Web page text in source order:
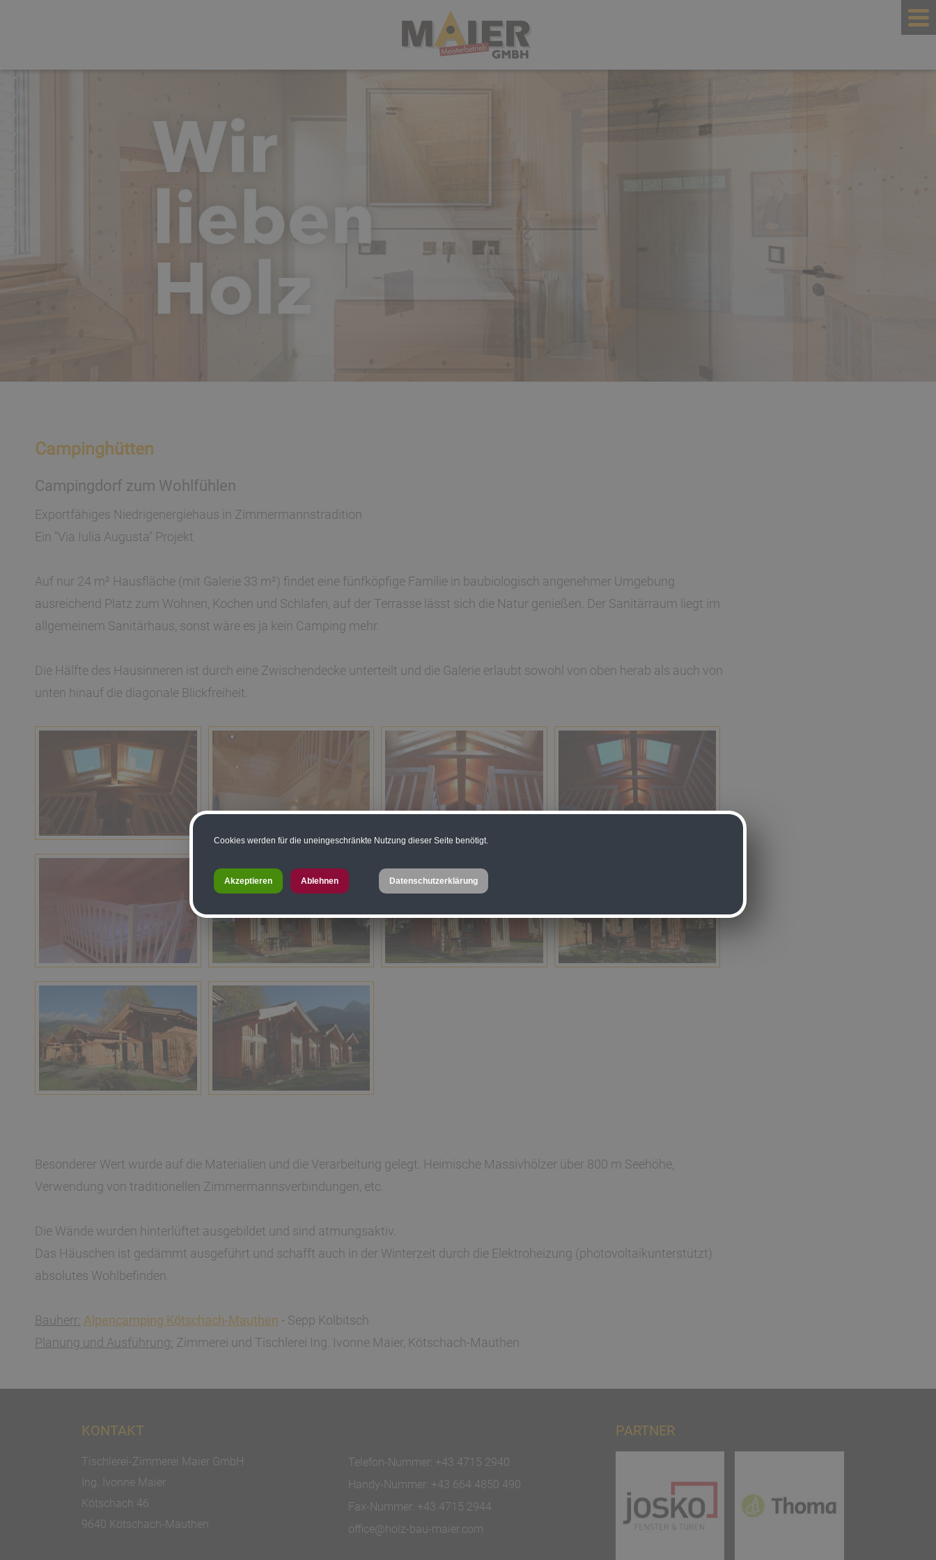
Campinghütten
Campingdorf zum Wohlfühlen
Exportfähiges Niedrigenergiehaus in Zimmermannstradition
Ein "Via Iulia Augusta" Projekt
Auf nur 24 m² Hausfläche (mit Galerie 33 m²) findet eine fünfköpfige Familie in baubiologisch angenehmer Umgebung
ausreichend Platz zum Wohnen, Kochen und Schlafen, auf der Terrasse lässt sich die Natur genießen. Der Sanitärraum liegt im
allgemeinem Sanitärhaus, sonst wäre es ja kein Camping mehr.
Die Hälfte des Hausinneren ist durch eine Zwischendecke unterteilt und die Galerie erlaubt sowohl von oben herab als auch von
unten hinauf die diagonale Blickfreiheit.
Besonderer Wert wurde auf die Materialien und die Verarbeitung gelegt. Heimische Massivhölzer über 800 m Seehöhe,
Verwendung von traditionellen Zimmermannsverbindungen, etc.
Die Wände wurden hinterlüftet ausgebildet und sind atmungsaktiv.
Das Häuschen ist gedämmt ausgeführt und schafft auch in der Winterzeit durch die Elektroheizung (photovoltaikunterstützt)
absolutes Wohlbefinden.
Bauherr: Alpencamping Kötschach-Mauthen - Sepp Kolbitsch
Planung und Ausführung: Zimmerei und Tischlerei Ing. Ivonne Maier, Kötschach-Mauthen
KONTAKT
Tischlerei-Zimmerei Maier GmbH
Ing. Ivonne Maier
Kötschach 46
9640 Kötschach-Mauthen
Telefon-Nummer: +43 4715 2940
Handy-Nummer: +43 664 4850 490
Fax-Nummer: +43 4715 2944
office@holz-bau-maier.com
PARTNER
Cookies werden für die uneingeschränkte Nutzung dieser Seite benötigt.
Akzeptieren Ablehnen Datenschutzerklärung